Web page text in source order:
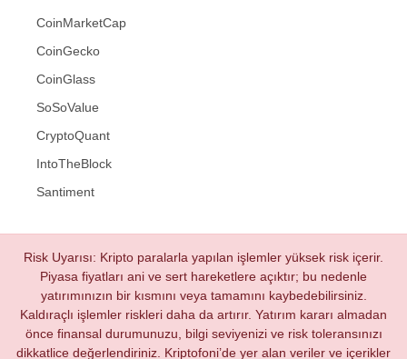
CoinMarketCap
CoinGecko
CoinGlass
SoSoValue
CryptoQuant
IntoTheBlock
Santiment
Risk Uyarısı: Kripto paralarla yapılan işlemler yüksek risk içerir.
Piyasa fiyatları ani ve sert hareketlere açıktır; bu nedenle
yatırımınızın bir kısmını veya tamamını kaybedebilirsiniz.
Kaldıraçlı işlemler riskleri daha da artırır. Yatırım kararı almadan
önce finansal durumunuzu, bilgi seviyenizi ve risk toleransınızı
dikkatlice değerlendiriniz. Kriptofoni’de yer alan veriler ve içerikler